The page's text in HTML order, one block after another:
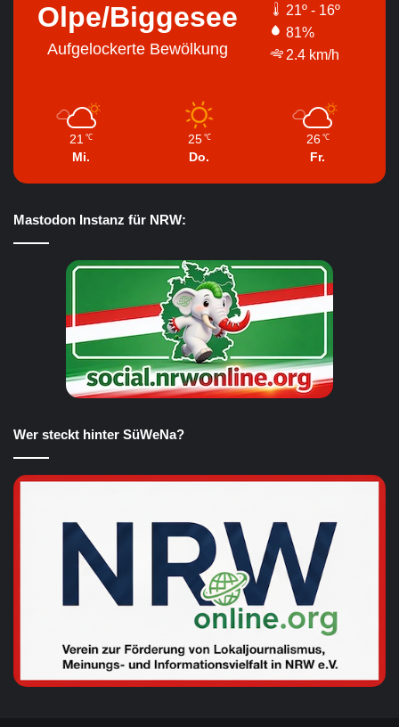
Olpe/Biggesee
Aufgelockerte Bewölkung
21º - 16º
81%
2.4 km/h
21 ℃
Mi.
25 ℃
Do.
26 ℃
Fr.
Mastodon Instanz für NRW:
Wer steckt hinter SüWeNa?